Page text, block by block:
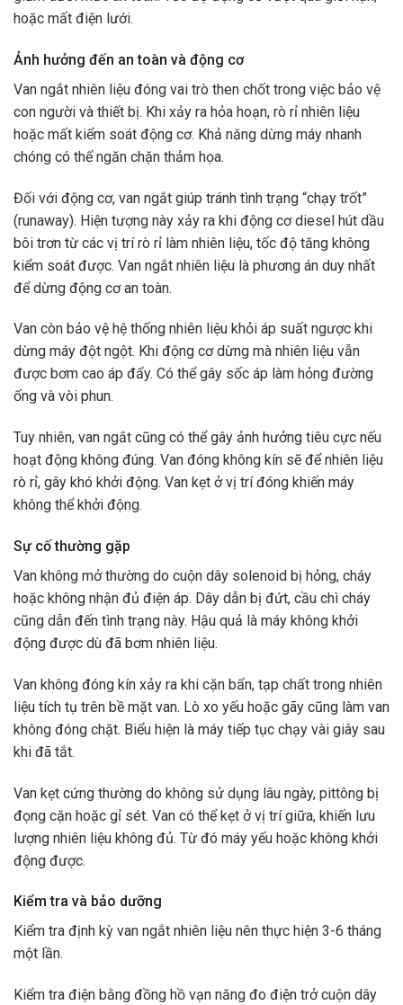
hoặc mất điện lưới.
Ảnh hưởng đến an toàn và động cơ
Van ngắt nhiên liệu đóng vai trò then chốt trong việc bảo vệ
con người và thiết bị. Khi xảy ra hỏa hoạn, rò rỉ nhiên liệu
hoặc mất kiểm soát động cơ. Khả năng dừng máy nhanh
chóng có thể ngăn chặn thảm họa.
Đối với động cơ, van ngắt giúp tránh tình trạng “chạy trốt”
(runaway). Hiện tượng này xảy ra khi động cơ diesel hút dầu
bôi trơn từ các vị trí rò rỉ làm nhiên liệu, tốc độ tăng không
kiểm soát được. Van ngắt nhiên liệu là phương án duy nhất
để dừng động cơ an toàn.
Van còn bảo vệ hệ thống nhiên liệu khỏi áp suất ngược khi
dừng máy đột ngột. Khi động cơ dừng mà nhiên liệu vẫn
được bơm cao áp đẩy. Có thể gây sốc áp làm hỏng đường
ống và vòi phun.
Tuy nhiên, van ngắt cũng có thể gây ảnh hưởng tiêu cực nếu
hoạt động không đúng. Van đóng không kín sẽ để nhiên liệu
rò rỉ, gây khó khởi động. Van kẹt ở vị trí đóng khiến máy
không thể khởi động.
Sự cố thường gặp
Van không mở thường do cuộn dây solenoid bị hỏng, cháy
hoặc không nhận đủ điện áp. Dây dẫn bị đứt, cầu chì cháy
cũng dẫn đến tình trạng này. Hậu quả là máy không khởi
động được dù đã bơm nhiên liệu.
Van không đóng kín xảy ra khi cặn bẩn, tạp chất trong nhiên
liệu tích tụ trên bề mặt van. Lò xo yếu hoặc gãy cũng làm van
không đóng chặt. Biểu hiện là máy tiếp tục chạy vài giây sau
khi đã tắt.
Van kẹt cứng thường do không sử dụng lâu ngày, pittông bị
đọng cặn hoặc gỉ sét. Van có thể kẹt ở vị trí giữa, khiến lưu
lượng nhiên liệu không đủ. Từ đó máy yếu hoặc không khởi
động được.
Kiểm tra và bảo dưỡng
Kiểm tra định kỳ van ngắt nhiên liệu nên thực hiện 3-6 tháng
một lần.
Kiểm tra điện bằng đồng hồ vạn năng đo điện trở cuộn dây